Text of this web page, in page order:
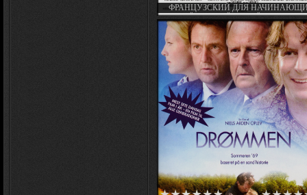
ФРАНЦУЗСКИЙ ДЛЯ
FRANZÖSISCH FÜR ANFÄNGER /
FOR BEGINNERS (2006)